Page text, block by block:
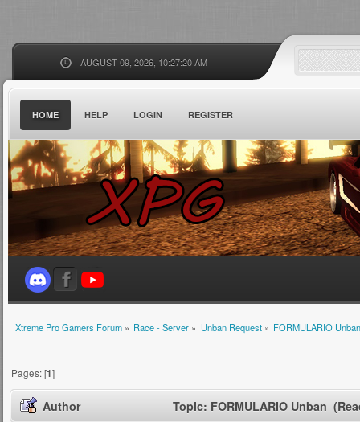
AUGUST 09, 2026, 10:27:20 AM
HOME HELP LOGIN REGISTER
Xtreme Pro Gamers Forum» Race - Server » Unban Request» FORMULARIO
Pages: [1]
Author Topic: FORMULARIO Unban